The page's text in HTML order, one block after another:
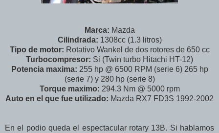
Marca: Mazda
Cilindrada: 1308cc (1.3 litros)
Tipo de motor: Rotativo Wankel de dos rotores de 650 cc
Turbocompresor: Si (Twin turbo Hitachi HT-12)
Potencia maxima: 255 hp @ 6500 RPM (serie 6) 265 hp
(serie 7) y 280 hp (serie 8)
Torque maximo: 294.3 Nm @ 5000 rpm
Auto en el que fue utilizado: Mazda RX7 FD3S 1992-2002
En el podio queda el espectacular rotary 13B. Si hablamos